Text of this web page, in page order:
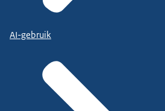
AI-gebruik